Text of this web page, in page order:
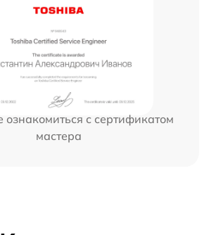
с сертификатом
мастера